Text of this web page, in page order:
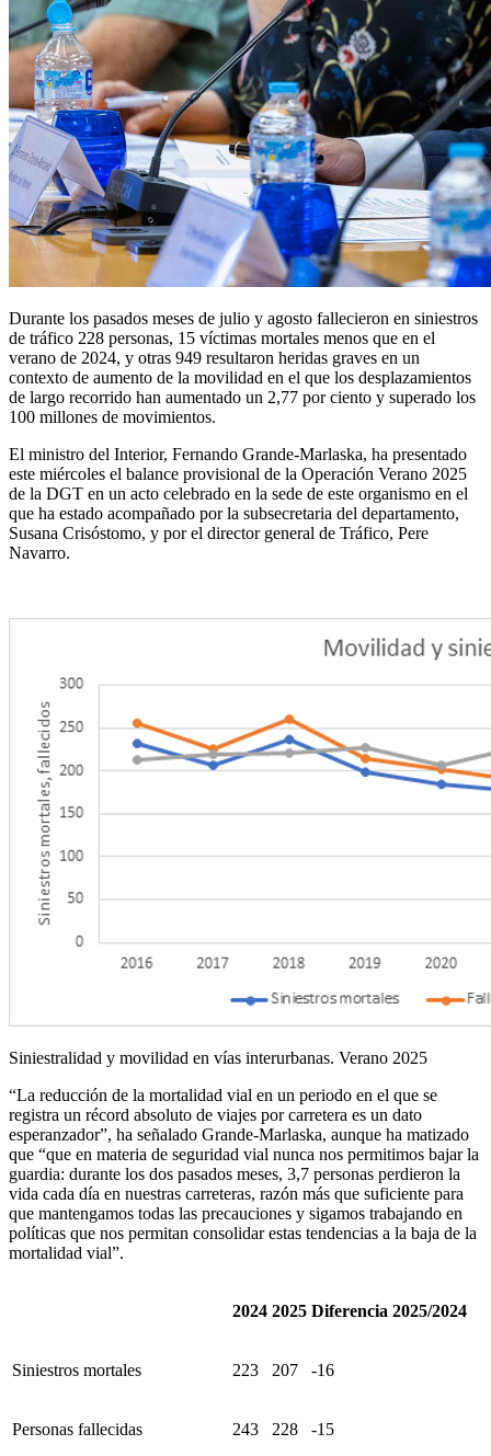
Durante los pasados meses de julio y agosto fallecieron en siniestros
de tráfico 228 personas, 15 víctimas mortales menos que en el
verano de 2024, y otras 949 resultaron heridas graves en un
contexto de aumento de la movilidad en el que los desplazamientos
de largo recorrido han aumentado un 2,77 por ciento y superado los
100 millones de movimientos.
El ministro del Interior, Fernando Grande-Marlaska, ha presentado
este miércoles el balance provisional de la Operación Verano 2025
de la DGT en un acto celebrado en la sede de este organismo en el
que ha estado acompañado por la subsecretaria del departamento,
Susana Crisóstomo, y por el director general de Tráfico, Pere
Navarro.
Siniestralidad y movilidad en vías interurbanas. Verano 2025
“La reducción de la mortalidad vial en un periodo en el que se
registra un récord absoluto de viajes por carretera es un dato
esperanzador”, ha señalado Grande-Marlaska, aunque ha matizado
que “que en materia de seguridad vial nunca nos permitimos bajar la
guardia: durante los dos pasados meses, 3,7 personas perdieron la
vida cada día en nuestras carreteras, razón más que suficiente para
que mantengamos todas las precauciones y sigamos trabajando en
políticas que nos permitan consolidar estas tendencias a la baja de la
mortalidad vial”.
2024 2025 Diferencia 2025/2024
Siniestros mortales 223 207 -16
Personas fallecidas 243 228 -15